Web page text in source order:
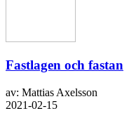
Fastlagen och fastan
av: Mattias Axelsson
2021-02-15